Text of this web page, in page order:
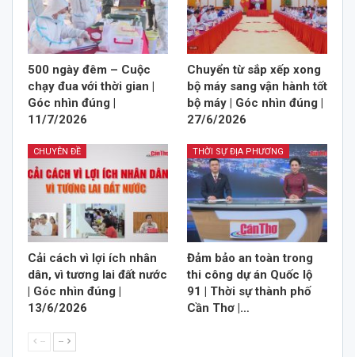
500 ngày đêm – Cuộc
chạy đua với thời gian |
Góc nhìn đúng |
11/7/2026
Chuyển từ sắp xếp xong
bộ máy sang vận hành tốt
bộ máy | Góc nhìn đúng |
27/6/2026
CHUYÊN ĐỀ
Cải cách vì lợi ích nhân
dân, vì tương lai đất nước
| Góc nhìn đúng |
13/6/2026
THỜI SỰ ĐỊA PHƯƠNG
Đảm bảo an toàn trong
thi công dự án Quốc lộ
91 | Thời sự thành phố
Cần Thơ |…
-- --